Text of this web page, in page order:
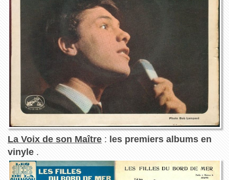
La Voix de son Maître: les premiers albums en
vinyle.